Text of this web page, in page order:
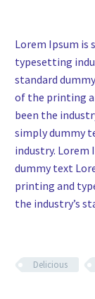
Lorem Ipsum is
typesetting
standard
of the printing
been the
simply dummy
industry. Lorem
dummy text
printing and
the industry’s
Delicious